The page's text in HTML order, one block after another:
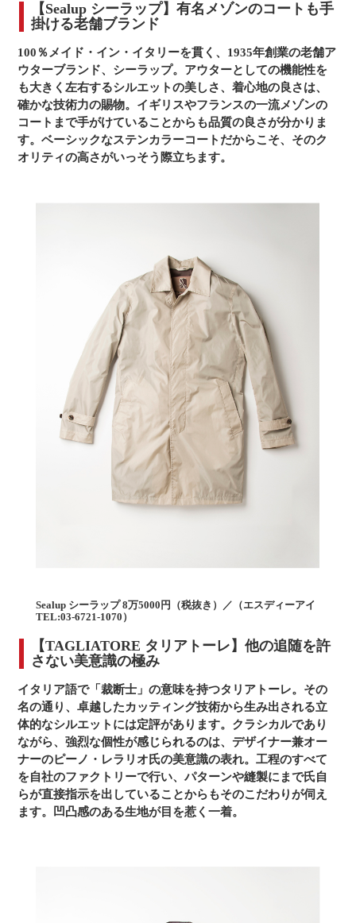
【Sealup シーラップ】有名メゾンのコートも手
掛ける老舗ブランド
100％メイド・イン・イタリーを貫く、1935年創業の老舗ア
ウターブランド、シーラップ。アウターとしての機能性を
も大きく左右するシルエットの美しさ、着心地の良さは、
確かな技術力の賜物。イギリスやフランスの一流メゾンの
コートまで手がけていることからも品質の良さが分かりま
す。ベーシックなステンカラーコートだからこそ、そのク
オリティの高さがいっそう際立ちます。
Sealup シーラップ 8万5000円（税抜き）／（エスディーアイ
TEL:03-6721-1070）
【TAGLIATORE タリアトーレ】他の追随を許
さない美意識の極み
イタリア語で「裁断士」の意味を持つタリアトーレ。その
名の通り、卓越したカッティング技術から生み出される立
体的なシルエットには定評があります。クラシカルであり
ながら、強烈な個性が感じられるのは、デザイナー兼オー
ナーのピーノ・レラリオ氏の美意識の表れ。工程のすべて
を自社のファクトリーで行い、パターンや縫製にまで氏自
らが直接指示を出していることからもそのこだわりが伺え
ます。凹凸感のある生地が目を惹く一着。